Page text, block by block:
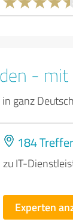
-
ganz
184 Treffer
zu IT-
Experten